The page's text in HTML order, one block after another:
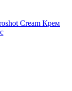
Cream Крем